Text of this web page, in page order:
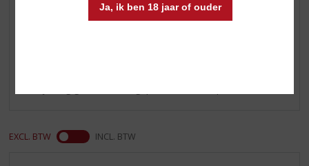
Ja, ik ben 18 jaar of ouder
EXCL. BTW INCL. BTW